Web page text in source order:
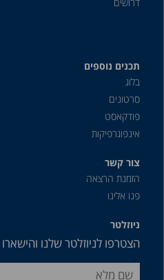
תכנים נוספים
בלוג
סרטונים
פודקאסט
אינפוגרפיקות
צור קשר
הזמנת הרצאה
פנו אלינו
ניוזלטר
הצטרפו לניוזלטר שלנו